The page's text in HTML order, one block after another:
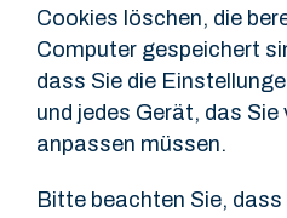
Cookies löschen, die
Computer gespeichert
dass Sie die
und jedes Gerät, das
anpassen müssen.
Bitte beachten Sie, dass